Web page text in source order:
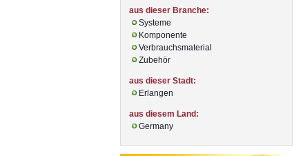
aus dieser Branche:
Systeme
Komponente
Verbrauchsmaterial
Zubehör
aus dieser Stadt:
Erlangen
aus diesem Land:
Germany